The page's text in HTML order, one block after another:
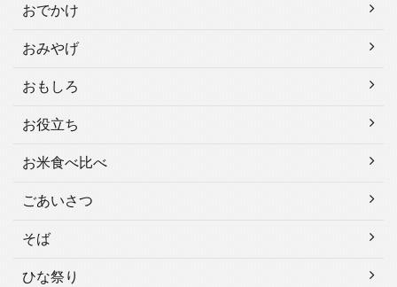
おでかけ
おみやげ
おもしろ
お役立ち
お米食べ比べ
ごあいさつ
そば
ひな祭り